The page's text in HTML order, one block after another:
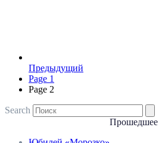
Предыдущий
Page 1
Page 2
Search
Прошедшее